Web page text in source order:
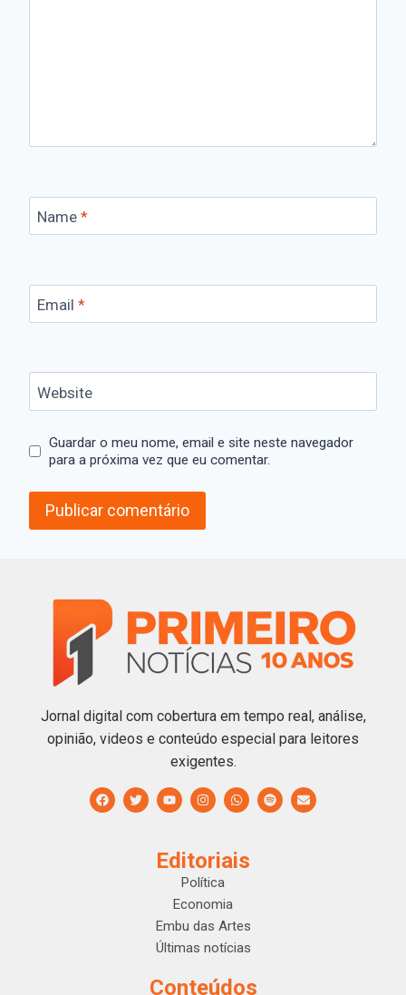
Name *
Email *
Website
Guardar o meu nome, email e site neste navegador
para a próxima vez que eu comentar.
Jornal digital com cobertura em tempo real, análise,
opinião, videos e conteúdo especial para leitores
exigentes.
Editoriais
Política
Economia
Embu das Artes
Últimas notícias
Conteúdos